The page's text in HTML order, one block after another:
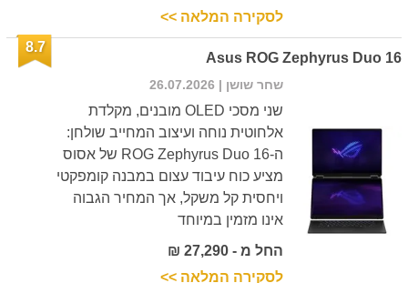
לסקירה המלאה >>
Asus ROG Zephyrus Duo 16
8.7
שחר שושן | 26.07.2026
שני מסכי OLED מובנים, מקלדת
אלחוטית נוחה ועיצוב המחייב שולחן:
ה-ROG Zephyrus Duo 16 של אסוס
מציע כוח עיבוד עצום במבנה קומפקטי
ויחסית קל משקל, אך המחיר הגבוה
אינו מזמין במיוחד
החל מ - 27,290 ₪
לסקירה המלאה >>